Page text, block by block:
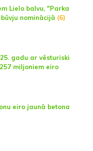
Lielo balvu, "Parka
nominācijā (6)
gadu ar vēsturiski
miljoniem eiro
eiro jaunā betona